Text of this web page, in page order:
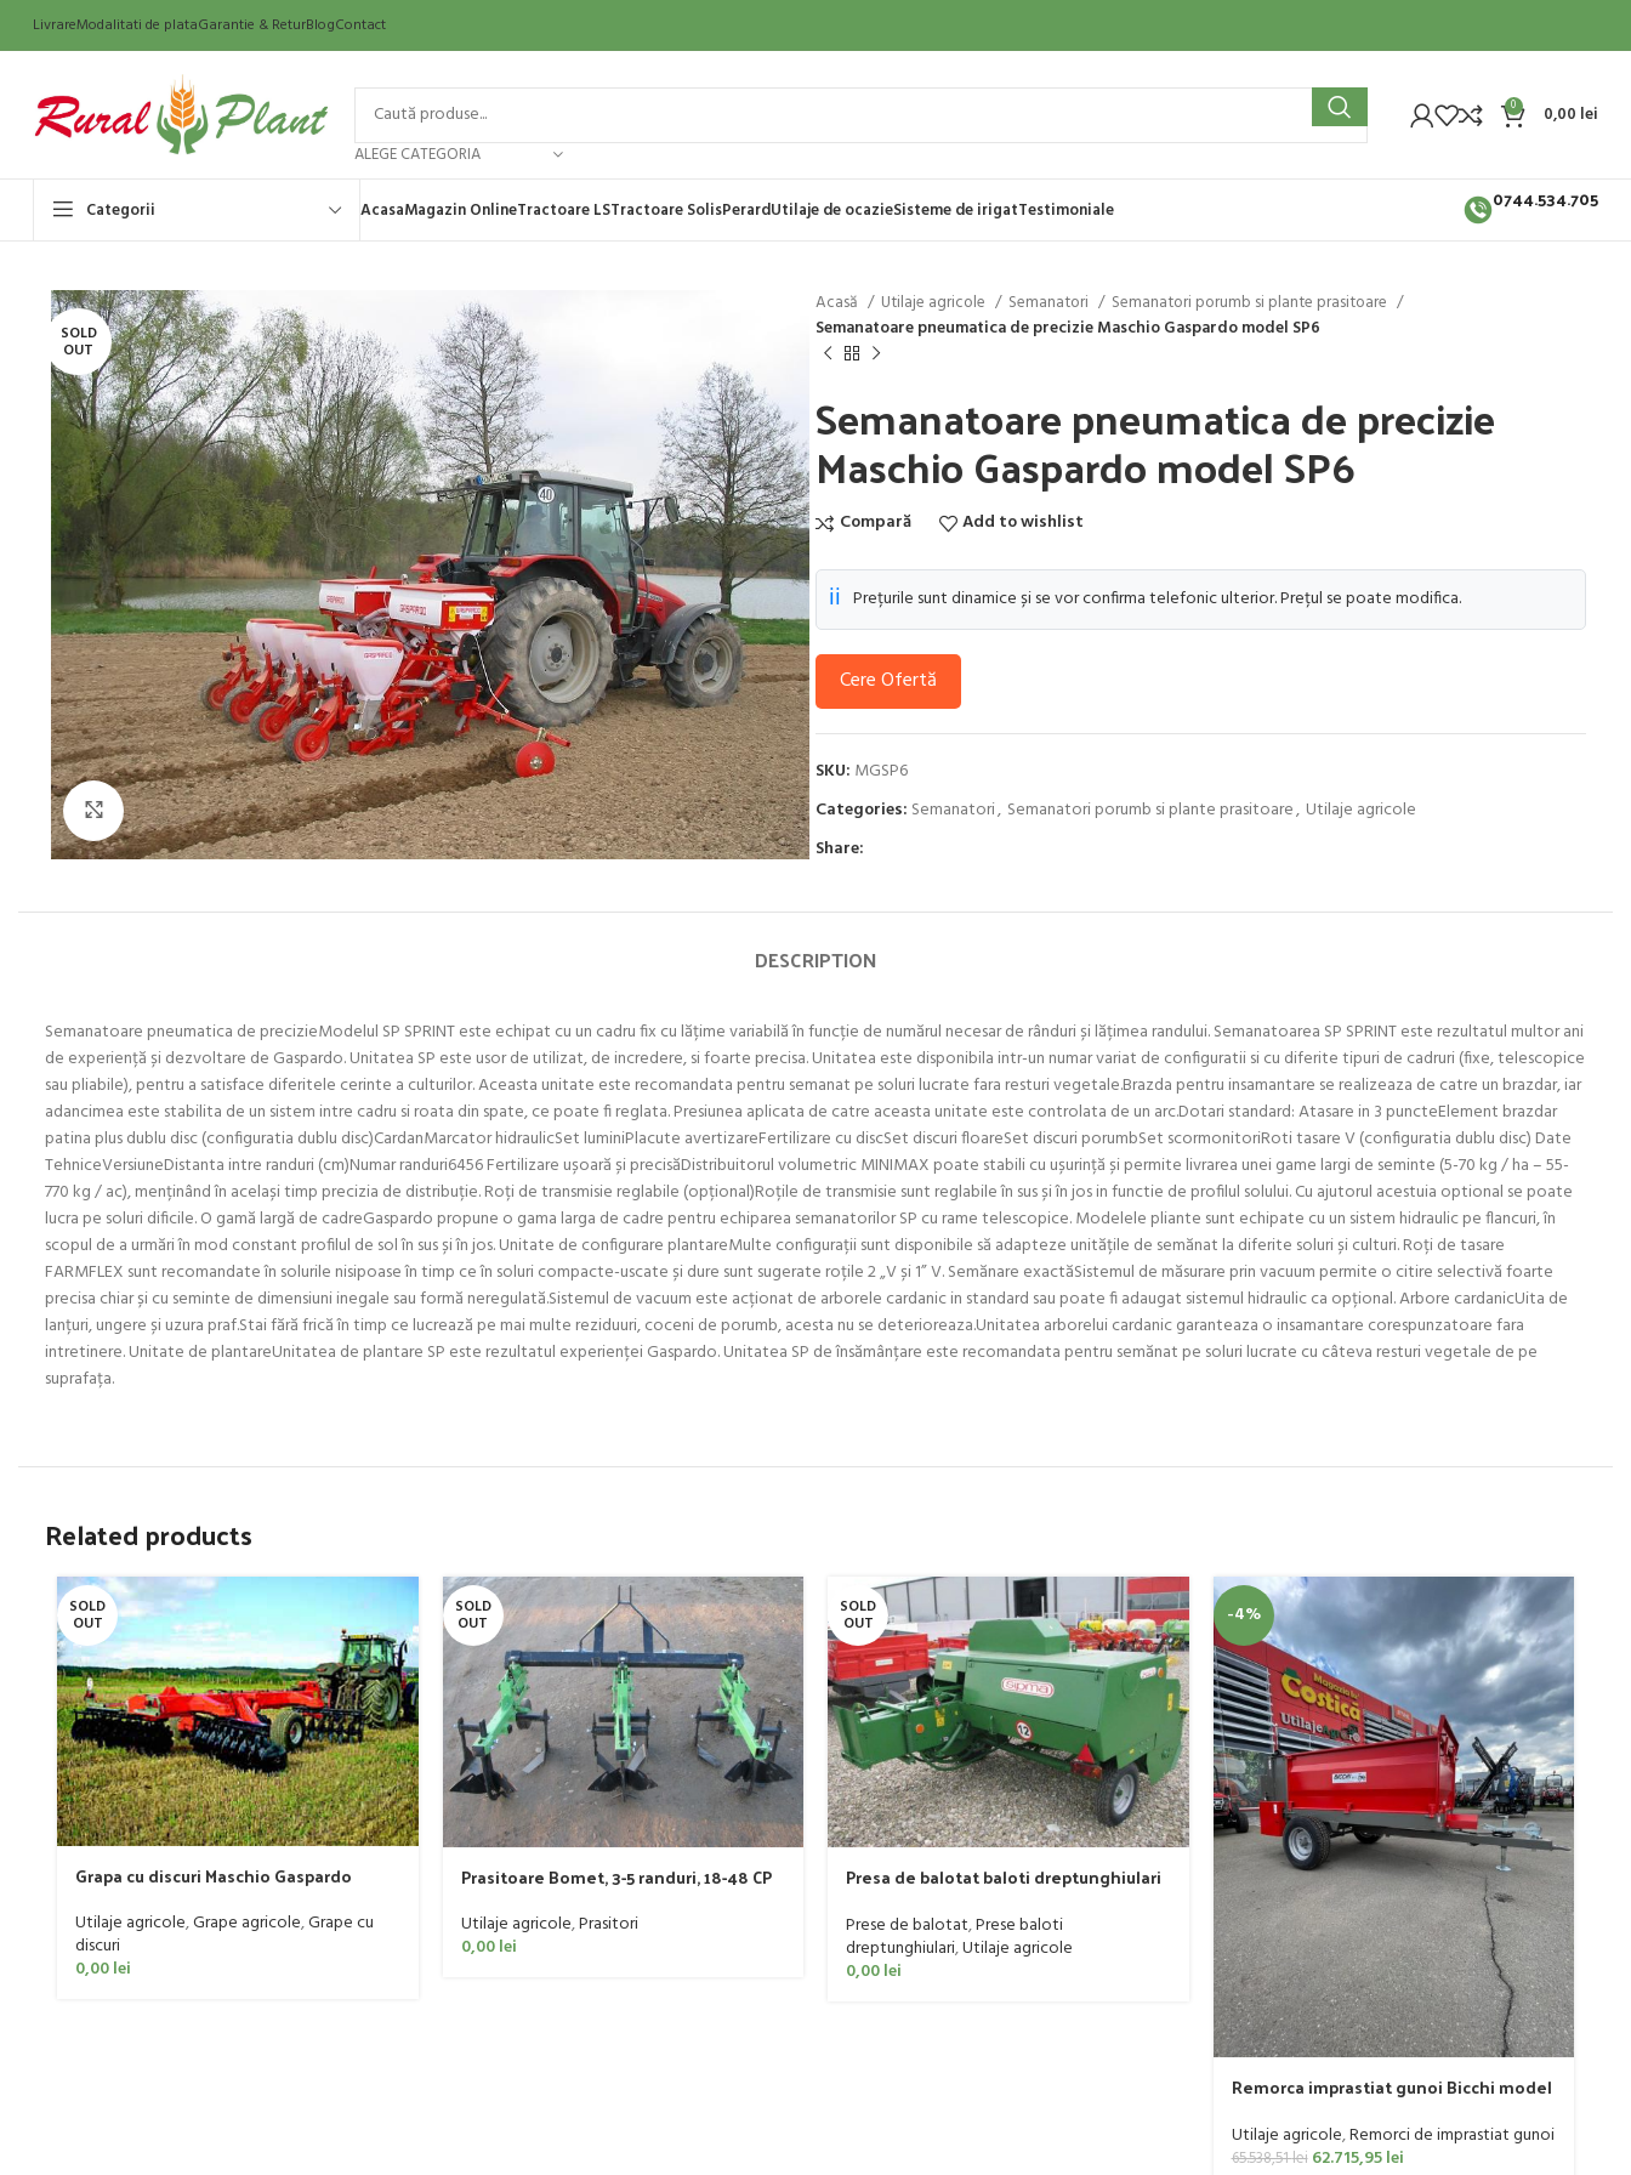
LivrareModalitati de plataGarantie & ReturBlogContact
ALEGE CATEGORIA
0 0,00 lei
Categorii AcasaMagazin OnlineTractoare LSTractoare SolisPerardUtilaje de ocazieSisteme de irigatTestimoniale 0744.534.705
SOLD
OUT
Click to enlarge
Acasă Utilaje agricole Semanatori
Semanatori porumb si plante prasitoare
Semanatoare pneumatica de precizie Maschio Gaspardo model SP6
Semanatoare pneumatica de precizie
Maschio Gaspardo model SP6
Compară Add to wishlist
ℹ️ Prețurile sunt dinamice și se vor confirma telefonic ulterior. Prețul se poate modifica.
Cere Ofertă
SKU: MGSP6
Categories: Semanatori, Semanatori porumb si plante prasitoare, Utilaje agricole
Share:
DESCRIPTION
Semanatoare pneumatica de precizieModelul SP SPRINT este echipat cu un cadru fix cu lățime variabilă în funcție de numărul necesar de rânduri și lățimea randului. Semanatoarea SP SPRINT este rezultatul multor ani
de experiență și dezvoltare de Gaspardo. Unitatea SP este usor de utilizat, de incredere, si foarte precisa. Unitatea este disponibila intr-un numar variat de configuratii si cu diferite tipuri de cadruri (fixe, telescopice
sau pliabile), pentru a satisface diferitele cerinte a culturilor. Aceasta unitate este recomandata pentru semanat pe soluri lucrate fara resturi vegetale.Brazda pentru insamantare se realizeaza de catre un brazdar, iar
adancimea este stabilita de un sistem intre cadru si roata din spate, ce poate fi reglata. Presiunea aplicata de catre aceasta unitate este controlata de un arc.Dotari standard: Atasare in 3 puncteElement brazdar
patina plus dublu disc (configuratia dublu disc)CardanMarcator hidraulicSet luminiPlacute avertizareFertilizare cu discSet discuri floareSet discuri porumbSet scormonitoriRoti tasare V (configuratia dublu disc) Date
TehniceVersiuneDistanta intre randuri (cm)Numar randuri6456 Fertilizare ușoară și precisăDistribuitorul volumetric MINIMAX poate stabili cu ușurință și permite livrarea unei game largi de seminte (5-70 kg / ha – 55-
770 kg / ac), menținând în același timp precizia de distribuție. Roți de transmisie reglabile (opțional)Roțile de transmisie sunt reglabile în sus și în jos in functie de profilul solului. Cu ajutorul acestuia optional se poate
lucra pe soluri dificile. O gamă largă de cadreGaspardo propune o gama larga de cadre pentru echiparea semanatorilor SP cu rame telescopice. Modelele pliante sunt echipate cu un sistem hidraulic pe flancuri, în
scopul de a urmări în mod constant profilul de sol în sus și în jos. Unitate de configurare plantareMulte configurații sunt disponibile să adapteze unitățile de semănat la diferite soluri și culturi. Roți de tasare
FARMFLEX sunt recomandate în solurile nisipoase în timp ce în soluri compacte-uscate și dure sunt sugerate roțile 2 „V și 1” V. Semănare exactăSistemul de măsurare prin vacuum permite o citire selectivă foarte
precisa chiar și cu seminte de dimensiuni inegale sau formă neregulată.Sistemul de vacuum este acționat de arborele cardanic in standard sau poate fi adaugat sistemul hidraulic ca opțional. Arbore cardanicUita de
lanțuri, ungere și uzura praf.Stai fără frică în timp ce lucrează pe mai multe reziduuri, coceni de porumb, acesta nu se deterioreaza.Unitatea arborelui cardanic garanteaza o insamantare corespunzatoare fara
intretinere. Unitate de plantareUnitatea de plantare SP este rezultatul experienței Gaspardo. Unitatea SP de însămânțare este recomandata pentru semănat pe soluri lucrate cu câteva resturi vegetale de pe
suprafața.
Related products
SOLD
OUT
Grapa cu discuri Maschio Gaspardo
Utilaje agricole,Grape agricole,Grape cu
discuri
0,00lei
SOLD
OUT
Prasitoare Bomet, 3-5 randuri, 18-48 CP
Utilaje agricole,Prasitori
0,00lei
SOLD
OUT
Presa de balotat baloti dreptunghiulari
Prese de balotat,Prese baloti
dreptunghiulari,Utilaje agricole
0,00lei
-4%
Remorca imprastiat gunoi Bicchi model
Utilaje agricole,Remorci de imprastiat gunoi
65.538,51lei 62.715,95lei